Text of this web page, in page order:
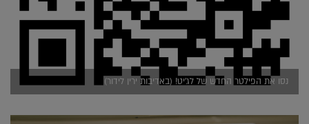
נסו את הפילטר החדש של לג'יט! (באדיבות ירין לידור)